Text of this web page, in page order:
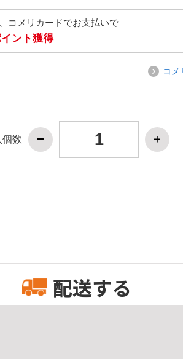
コメリカードでお支払いで
ント獲得
コメ
個数
配送する